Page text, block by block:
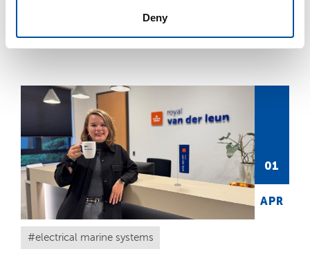
Deny
01
APR
electrical marine systems